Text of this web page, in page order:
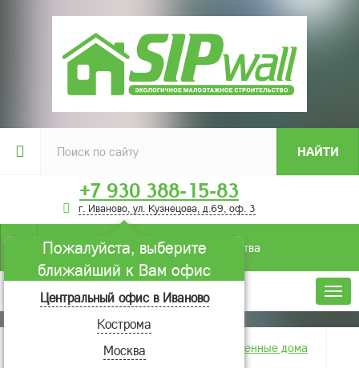
НАЙТИ
+7 930 388-15-83
г. Иваново, ул. Кузнецова, д.69, оф. 3
Пожалуйста, выберите
ближайший к Вам офис
Центральный офис в Иваново
Кострома
Москва
Условия строительства
Меню
Фотогалерея Построенные дома